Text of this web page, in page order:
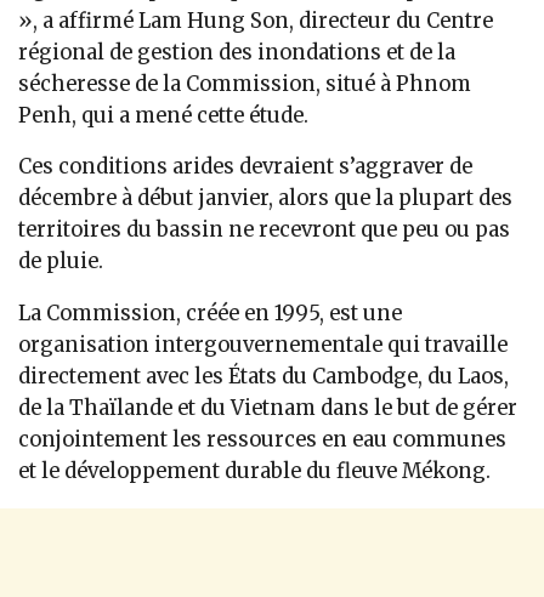
», a affirmé Lam Hung Son, directeur du Centre
régional de gestion des inondations et de la
sécheresse de la Commission, situé à Phnom
Penh, qui a mené cette étude.
Ces conditions arides devraient s’aggraver de
décembre à début janvier, alors que la plupart des
territoires du bassin ne recevront que peu ou pas
de pluie.
La Commission, créée en 1995, est une
organisation intergouvernementale qui travaille
directement avec les États du Cambodge, du Laos,
de la Thaïlande et du Vietnam dans le but de gérer
conjointement les ressources en eau communes
et le développement durable du fleuve Mékong.